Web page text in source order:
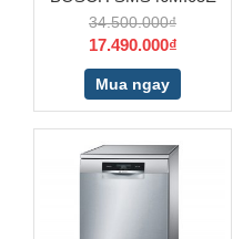
34.500.000₫
17.490.000₫
Mua ngay